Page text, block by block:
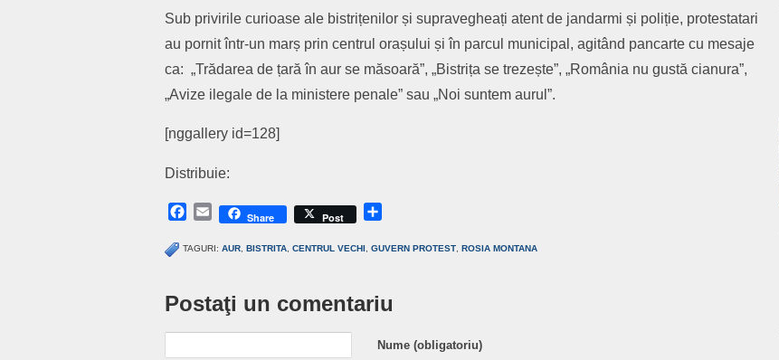
Sub privirile curioase ale bistrițenilor și supravegheați atent de jandarmi și poliție, protestatari
au pornit într-un marș prin centrul orașului și în parcul municipal, agitând pancarte cu mesaje
ca: „Trădarea de țară în aur se măsoară”, „Bistrița se trezește”, „România nu gustă cianura”,
„Avize ilegale de la ministere penale” sau „Noi suntem aurul”.
[nggallery id=128]
Distribuie:
Facebook
EmailShare Post
TAGURI: AUR BISTRITA CENTRUL VECHI GUVERN PROTEST ROSIA MONTANA
Postaţi un comentariu
Nume (obligatoriu)